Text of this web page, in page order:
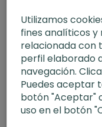
Utilizamos
fines analíticos
relacionada con
perfil elaborado
navegación. Clica
Puedes aceptar
botón "Aceptar"
uso en el botón